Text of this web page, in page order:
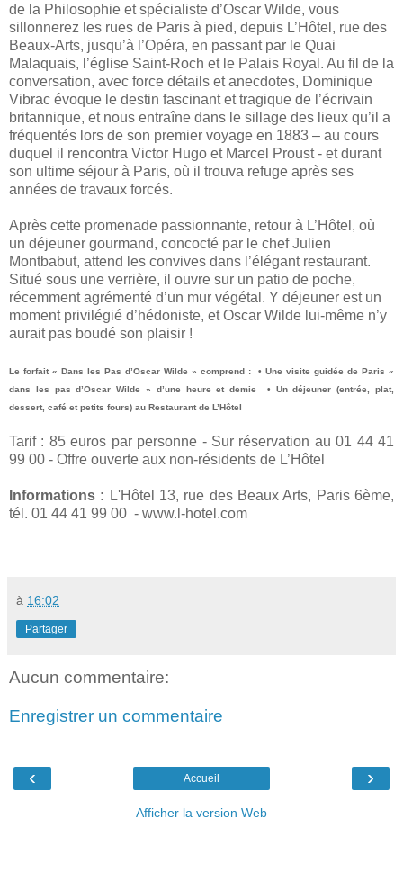
de la Philosophie et spécialiste d’Oscar Wilde, vous
sillonnerez les rues de Paris à pied, depuis L’Hôtel, rue des
Beaux-Arts, jusqu’à l’Opéra, en passant par le Quai
Malaquais, l’église Saint-Roch et le Palais Royal. Au fil de la
conversation, avec force détails et anecdotes, Dominique
Vibrac évoque le destin fascinant et tragique de l’écrivain
britannique, et nous entraîne dans le sillage des lieux qu’il a
fréquentés lors de son premier voyage en 1883 – au cours
duquel il rencontra Victor Hugo et Marcel Proust - et durant
son ultime séjour à Paris, où il trouva refuge après ses
années de travaux forcés.
Après cette promenade passionnante, retour à L’Hôtel, où
un déjeuner gourmand, concocté par le chef Julien
Montbabut, attend les convives dans l’élégant restaurant.
Situé sous une verrière, il ouvre sur un patio de poche,
récemment agrémenté d’un mur végétal. Y déjeuner est un
moment privilégié d’hédoniste, et Oscar Wilde lui-même n’y
aurait pas boudé son plaisir !
Le forfait « Dans les Pas d’Oscar Wilde » comprend : • Une visite guidée de Paris «
dans les pas d’Oscar Wilde » d’une heure et demie • Un déjeuner (entrée, plat,
dessert, café et petits fours) au Restaurant de L’Hôtel
Tarif : 85 euros par personne - Sur réservation au 01 44 41
99 00 - Offre ouverte aux non-résidents de L’Hôtel
Informations : L'Hôtel 13, rue des Beaux Arts, Paris 6ème,
tél. 01 44 41 99 00 - www.l-hotel.com
à 16:02
Partager
Aucun commentaire:
Enregistrer un commentaire
‹ ›
Accueil
Afficher la version Web